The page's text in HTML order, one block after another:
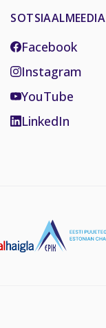
SOTSIAALMEEDIA
Facebook
Instagram
YouTube
LinkedIn